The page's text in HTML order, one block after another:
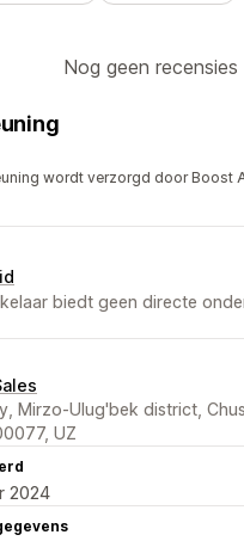
Nog geen recensies
wordt verzorgd door Boost
biedt geen directe
Mirzo-Ulug'bek district,
UZ
2024